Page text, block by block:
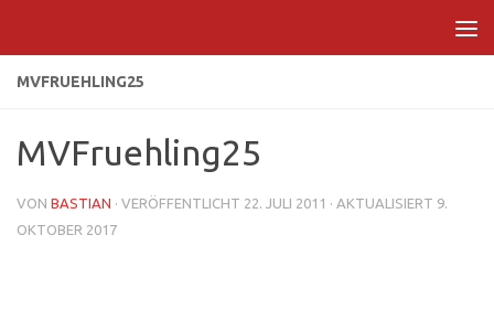
MVFRUEHLING25
MVFruehling25
VON BASTIAN · VERÖFFENTLICHT 22. JULI 2011 · AKTUALISIERT 9.
OKTOBER 2017